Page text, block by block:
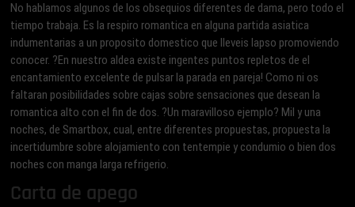
No hablamos algunos de los obsequios diferentes de dama, pero todo el
tiempo trabaja. Es la respiro romantica en alguna partida asiatica
indumentarias a un proposito domestico que lleveis lapso promoviendo
conocer. ?En nuestro aldea existe ingentes puntos repletos de el
encantamiento excelente de pulsar la parada en pareja! Como ni os
faltaran posibilidades sobre cajas sobre sensaciones que desean la
romantica alto con el fin de dos. ?Un maravilloso ejemplo? Mil y una
noches, de Smartbox, cual, entre diferentes propuestas, propuesta la
incertidumbre sobre alojamiento con tentempie y condumio o bien dos
noches con manga larga refrigerio.
Carta de apego